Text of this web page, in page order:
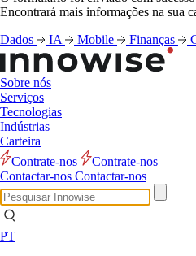
Encontrará mais informações na sua
Dados
IA Mobile Finanças
Sobre nós
Serviços
Tecnologias
Indústrias
Carteira
Contrate-nos
Contrate-nos
Contactar-nos Contactar-nos
PT